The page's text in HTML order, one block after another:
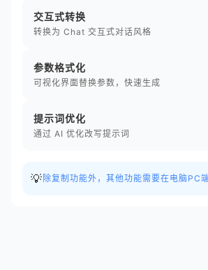
交互式转换
转换为 Chat 交互式对话风格
参数格式化
可视化界面替换参数，快速生成
提示词优化
通过 AI 优化改写提示词
💡 除复制功能外，其他功能需要在电脑PC